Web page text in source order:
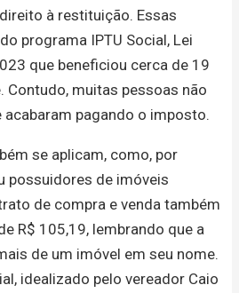
à restituição. Essas
programa IPTU Social, Lei
que beneficiou cerca de 19
Contudo, muitas pessoas não
pagando o imposto.
se aplicam, como, por
possuidores de imóveis
de compra e venda também
R$ 105,19, lembrando que a
de um imóvel em seu nome.
idealizado pelo vereador Caio